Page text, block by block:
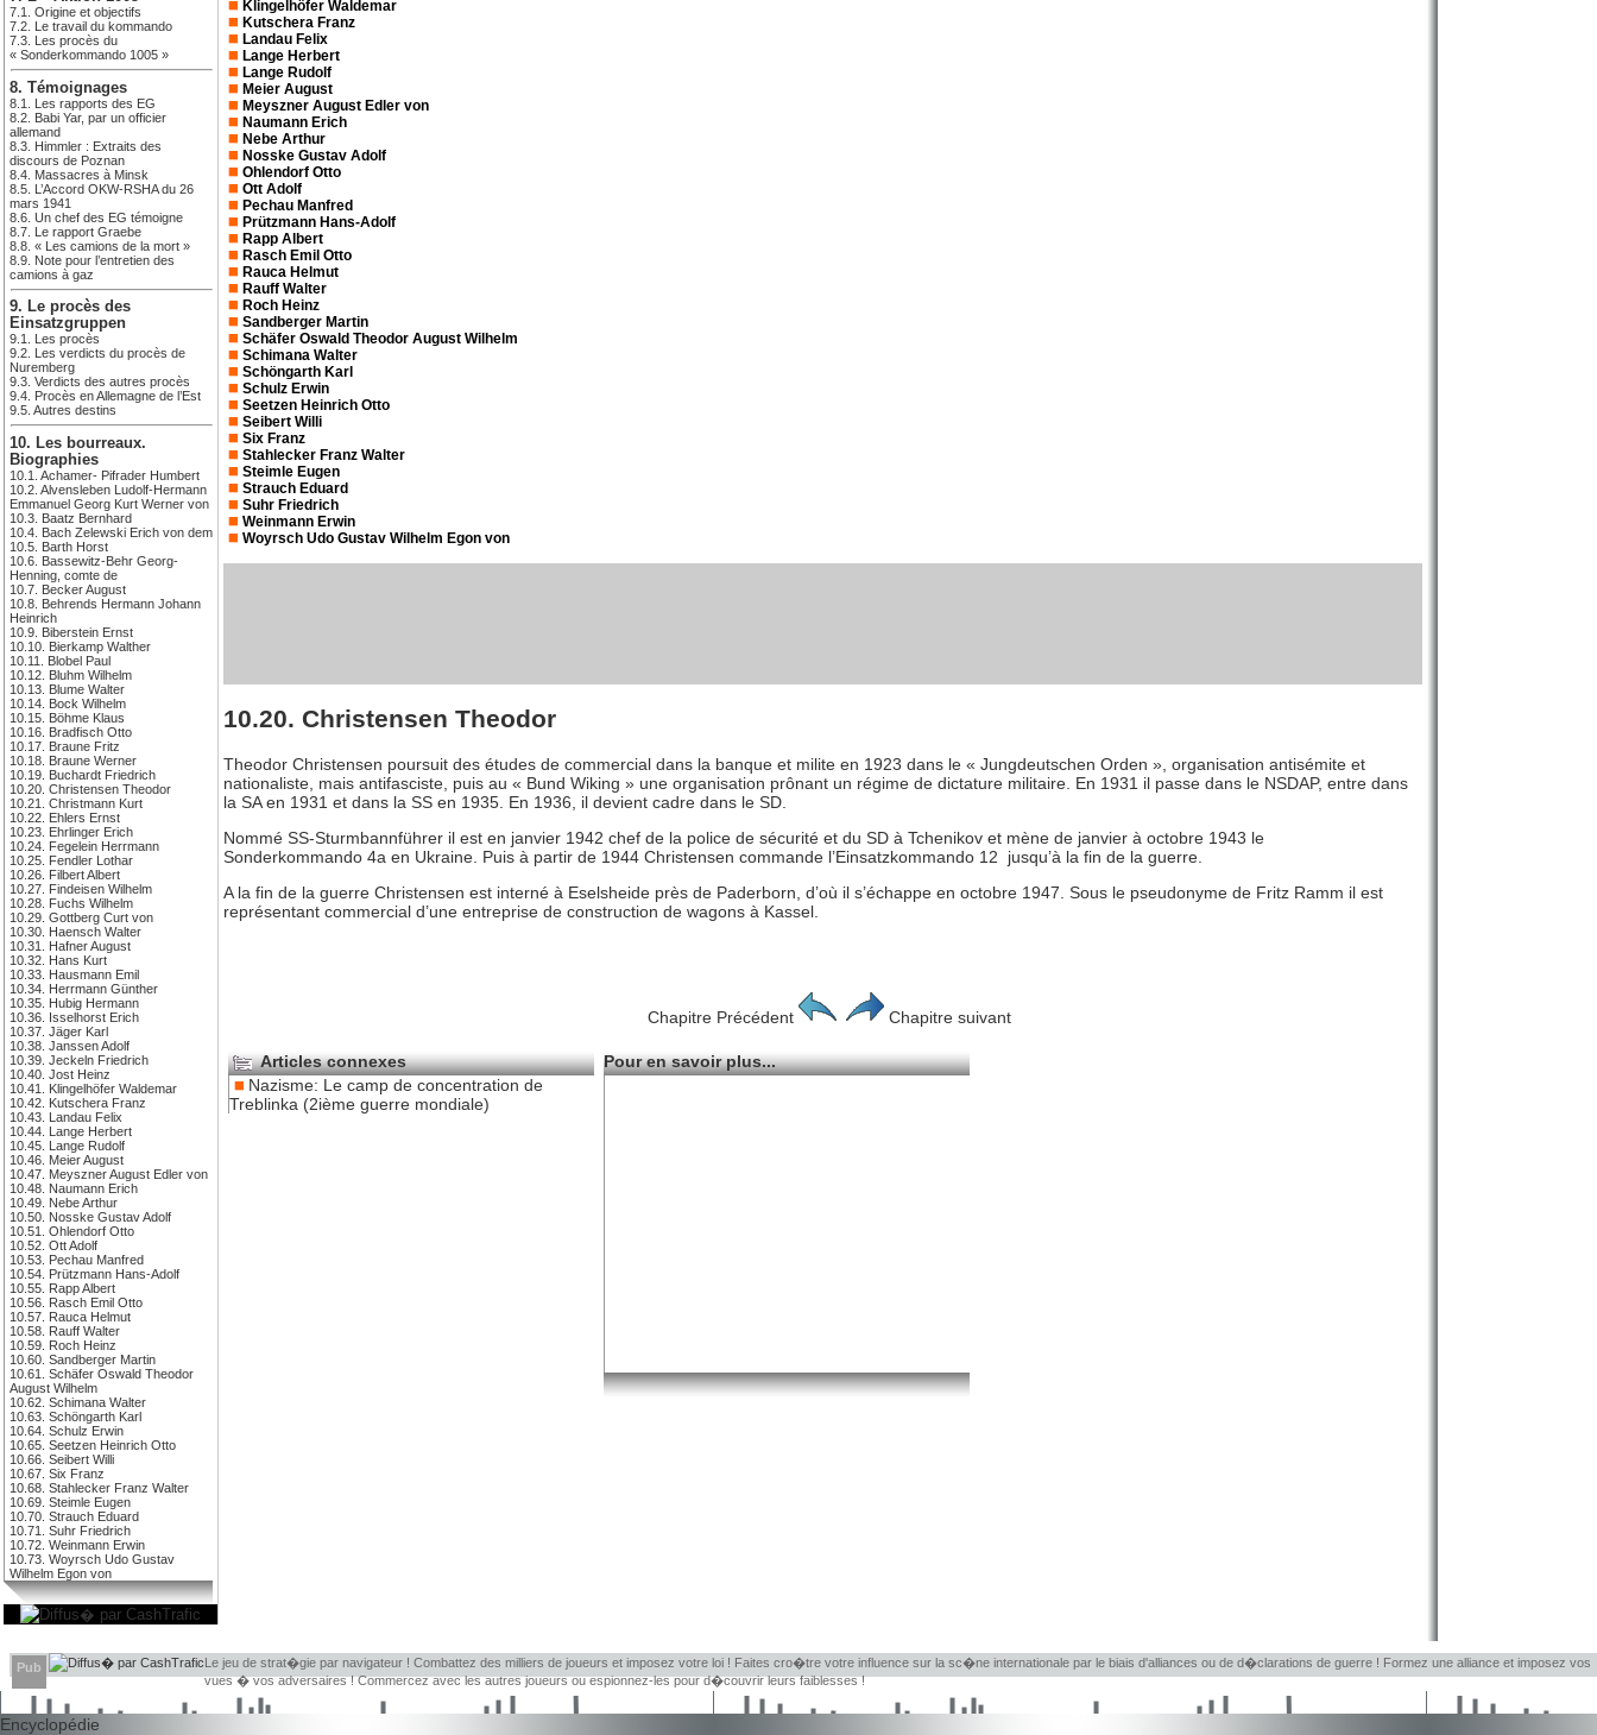
7.1. Origine et objectifs
7.2. Le travail du kommando
7.3. Les procès du
« Sonderkommando 1005 »
8. Témoignages
8.1. Les rapports des EG
8.2. Babi Yar, par un officier
allemand
8.3. Himmler : Extraits des
discours de Poznan
8.4. Massacres à Minsk
8.5. L’Accord OKW-RSHA du 26
mars 1941
8.6. Un chef des EG témoigne
8.7. Le rapport Graebe
8.8. « Les camions de la mort »
8.9. Note pour l’entretien des
camions à gaz
9. Le procès des
Einsatzgruppen
9.1. Les procès
9.2. Les verdicts du procès de
Nuremberg
9.3. Verdicts des autres procès
9.4. Procès en Allemagne de l’Est
9.5. Autres destins
10. Les bourreaux.
Biographies
10.1. Achamer- Pifrader Humbert
10.2. Alvensleben Ludolf-Hermann
Emmanuel Georg Kurt Werner von
10.3. Baatz Bernhard
10.4. Bach Zelewski Erich von dem
10.5. Barth Horst
10.6. Bassewitz-Behr Georg-
Henning, comte de
10.7. Becker August
10.8. Behrends Hermann Johann
Heinrich
10.9. Biberstein Ernst
10.10. Bierkamp Walther
10.11. Blobel Paul
10.12. Bluhm Wilhelm
10.13. Blume Walter
10.14. Bock Wilhelm
10.15. Böhme Klaus
10.16. Bradfisch Otto
10.17. Braune Fritz
10.18. Braune Werner
10.19. Buchardt Friedrich
10.20. Christensen Theodor
10.21. Christmann Kurt
10.22. Ehlers Ernst
10.23. Ehrlinger Erich
10.24. Fegelein Herrmann
10.25. Fendler Lothar
10.26. Filbert Albert
10.27. Findeisen Wilhelm
10.28. Fuchs Wilhelm
10.29. Gottberg Curt von
10.30. Haensch Walter
10.31. Hafner August
10.32. Hans Kurt
10.33. Hausmann Emil
10.34. Herrmann Günther
10.35. Hubig Hermann
10.36. Isselhorst Erich
10.37. Jäger Karl
10.38. Janssen Adolf
10.39. Jeckeln Friedrich
10.40. Jost Heinz
10.41. Klingelhöfer Waldemar
10.42. Kutschera Franz
10.43. Landau Felix
10.44. Lange Herbert
10.45. Lange Rudolf
10.46. Meier August
10.47. Meyszner August Edler von
10.48. Naumann Erich
10.49. Nebe Arthur
10.50. Nosske Gustav Adolf
10.51. Ohlendorf Otto
10.52. Ott Adolf
10.53. Pechau Manfred
10.54. Prützmann Hans-Adolf
10.55. Rapp Albert
10.56. Rasch Emil Otto
10.57. Rauca Helmut
10.58. Rauff Walter
10.59. Roch Heinz
10.60. Sandberger Martin
10.61. Schäfer Oswald Theodor
August Wilhelm
10.62. Schimana Walter
10.63. Schöngarth Karl
10.64. Schulz Erwin
10.65. Seetzen Heinrich Otto
10.66. Seibert Willi
10.67. Six Franz
10.68. Stahlecker Franz Walter
10.69. Steimle Eugen
10.70. Strauch Eduard
10.71. Suhr Friedrich
10.72. Weinmann Erwin
10.73. Woyrsch Udo Gustav
Wilhelm Egon von
Klingelhöfer Waldemar
Kutschera Franz
Landau Felix
Lange Herbert
Lange Rudolf
Meier August
Meyszner August Edler von
Naumann Erich
Nebe Arthur
Nosske Gustav Adolf
Ohlendorf Otto
Ott Adolf
Pechau Manfred
Prützmann Hans-Adolf
Rapp Albert
Rasch Emil Otto
Rauca Helmut
Rauff Walter
Roch Heinz
Sandberger Martin
Schäfer Oswald Theodor August Wilhelm
Schimana Walter
Schöngarth Karl
Schulz Erwin
Seetzen Heinrich Otto
Seibert Willi
Six Franz
Stahlecker Franz Walter
Steimle Eugen
Strauch Eduard
Suhr Friedrich
Weinmann Erwin
Woyrsch Udo Gustav Wilhelm Egon von
10.20. Christensen Theodor
Theodor Christensen poursuit des études de commercial dans la banque et milite en 1923 dans le « Jungdeutschen Orden », organisation antisémite et
nationaliste, mais antifasciste, puis au « Bund Wiking » une organisation prônant un régime de dictature militaire. En 1931 il passe dans le NSDAP, entre dans
la SA en 1931 et dans la SS en 1935. En 1936, il devient cadre dans le SD.
Nommé SS-Sturmbannführer il est en janvier 1942 chef de la police de sécurité et du SD à Tchenikov et mène de janvier à octobre 1943 le
Sonderkommando 4a en Ukraine. Puis à partir de 1944 Christensen commande l’Einsatzkommando 12 jusqu’à la fin de la guerre.
A la fin de la guerre Christensen est interné à Eselsheide près de Paderborn, d’où il s’échappe en octobre 1947. Sous le pseudonyme de Fritz Ramm il est
représentant commercial d’une entreprise de construction de wagons à Kassel.
Chapitre Précédent Chapitre suivant
Articles connexes
Nazisme: Le camp de concentration de
Treblinka (2ième guerre mondiale)
Pour en savoir plus...
Pub
Le jeu de strat�gie par navigateur ! Combattez des milliers de joueurs et imposez votre loi ! Faites cro�tre votre influence sur la sc�ne internationale par le biais d'alliances ou de d�clarations de guerre ! Formez une alliance et imposez vos
vues � vos adversaires ! Commercez avec les autres joueurs ou espionnez-les pour d�couvrir leurs faiblesses !
Encyclopédie